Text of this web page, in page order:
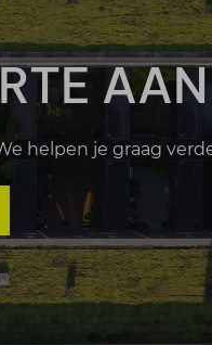
AAN
helpen je graag